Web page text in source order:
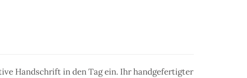
Handschrift in den Tag ein. Ihr handgefertigter